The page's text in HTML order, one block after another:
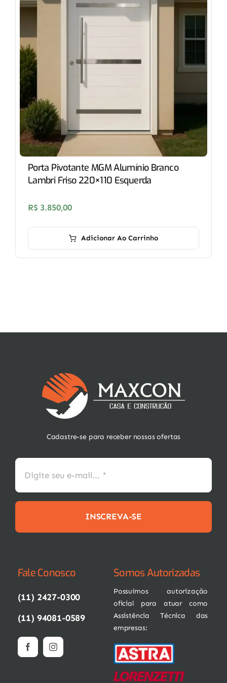
Porta Pivotante MGM Alumínio Branco
Lambri Friso 220×110 Esquerda
R$ 3.850,00
Adicionar Ao Carrinho
Cadastre-se para receber nossas ofertas
INSCREVA-SE
Fale Conosco
(11) 2427-0300
(11) 94081-0589
Somos Autorizadas
Possuímos autorização
oficial para atuar como
Assistência Técnica das
empresas: